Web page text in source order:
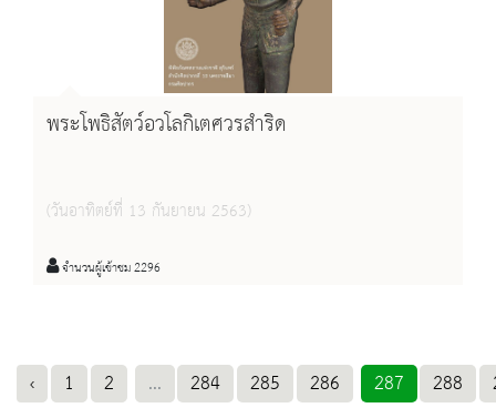
พระโพธิสัตว์อวโลกิเตศวรสำริด
(วันอาทิตย์ที่ 13 กันยายน 2563)
จำนวนผู้เข้าชม 2296
‹ 1 2 ... 284 285 286 287 288